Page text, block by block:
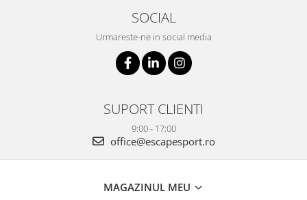
SOCIAL
Urmareste-ne in social media
SUPORT CLIENTI
9:00 - 17:00
office@escapesport.ro
MAGAZINUL MEU